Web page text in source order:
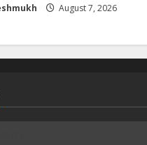
August 7, 2026